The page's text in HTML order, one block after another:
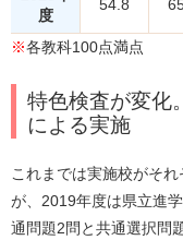
度
54.8
※各教科100点満点
特色検査が変化
による実施
これまでは実施校がそ
が、2019年度は県立進
通問題2問と共通選択問